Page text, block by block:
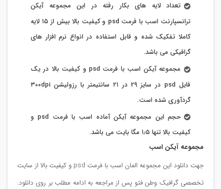
تعداد لایه های بکار رفته در این مجموعه آیکن
ترانسپارنت اسب با فرمت psd و کیفیت بالا بیش از ۱۵ لایه
کاملا تفکیک شده و قابل استفاده در انواع نرم افزار های
گرافیکی می باشد.
مجموعه آیکن اسب با فرمت psd و کیفیت بالا در یک
فایل psd در سایز ۲۹ در ۲۱ سانتیمتر با رزولیشن ۳۰۰dpi
گردآوری شده است.
حجم این مجموعه آیکن آماده اسب با فرمت psd و
کیفیت بالا تنها ۱٫۵ مگا بایت می باشد.
مجموعه آیکن اسب
جهت دانلود این مجموعه المان اسب با فرمت psd و کیفیت بالا از سایت
تخصصی گرافیک وطن فتو پس از مراجعه به ادامه مطلب بر روی دانلود: